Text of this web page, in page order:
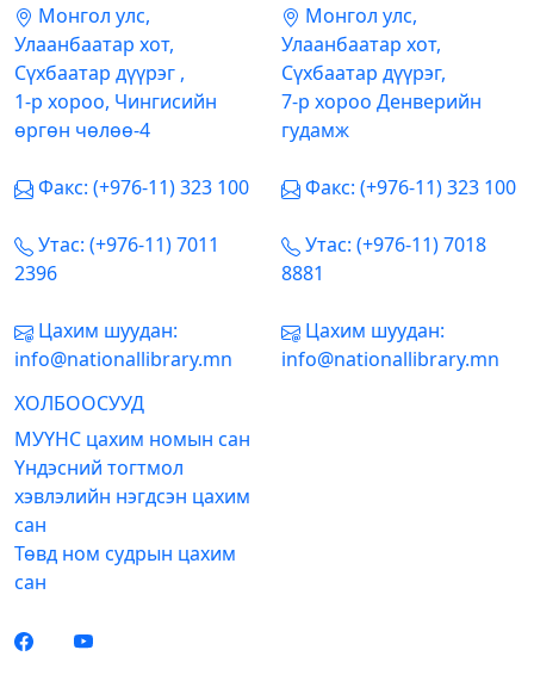
Mонгол улс,
Улаанбаатар хот,
Сүхбаатар дүүрэг ,
1-р хороо, Чингисийн
өргөн чөлөө-4
Факс: (+976-11) 323 100
Утас: (+976-11) 7011
2396
Цахим шуудан:
info@nationallibrary.mn
Mонгол улс,
Улаанбаатар хот,
Сүхбаатар дүүрэг,
7-р хороо Денверийн
гудамж
Факс: (+976-11) 323 100
Утас: (+976-11) 7018
8881
Цахим шуудан:
info@nationallibrary.mn
ХОЛБООСУУД
МУҮНС цахим номын сан
Үндэсний тогтмол
хэвлэлийн нэгдсэн цахим
сан
Төвд ном судрын цахим
сан